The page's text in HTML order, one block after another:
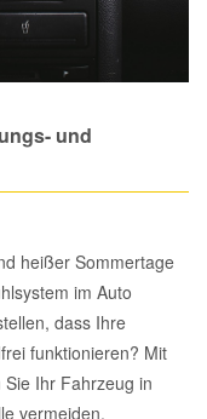
und
heißer Sommertage
im Auto
dass Ihre
funktionieren? Mit
Ihr Fahrzeug in
vermeiden.